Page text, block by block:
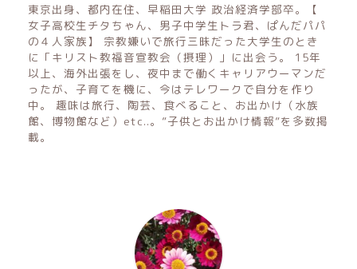
東京出身、都内在住、早稲田大学 政治経済学部卒。【
女子高校生チタちゃん、男子中学生トラ君、ぱんだパパ
の４人家族】 宗教嫌いで旅行三昧だった大学生のとき
に「キリスト教福音宣教会（摂理）」に出会う。 15年
以上、海外出張をし、夜中まで働くキャリアウーマンだ
ったが、子育てを機に、今はテレワークで自分を作り
中。 趣味は旅行、陶芸、食べること、お出かけ（水族
館、博物館など）etc..。”子供とお出かけ情報”を多数掲
載。